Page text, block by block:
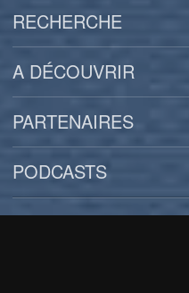
RECHERCHE
A DÉCOUVRIR
PARTENAIRES
PODCASTS